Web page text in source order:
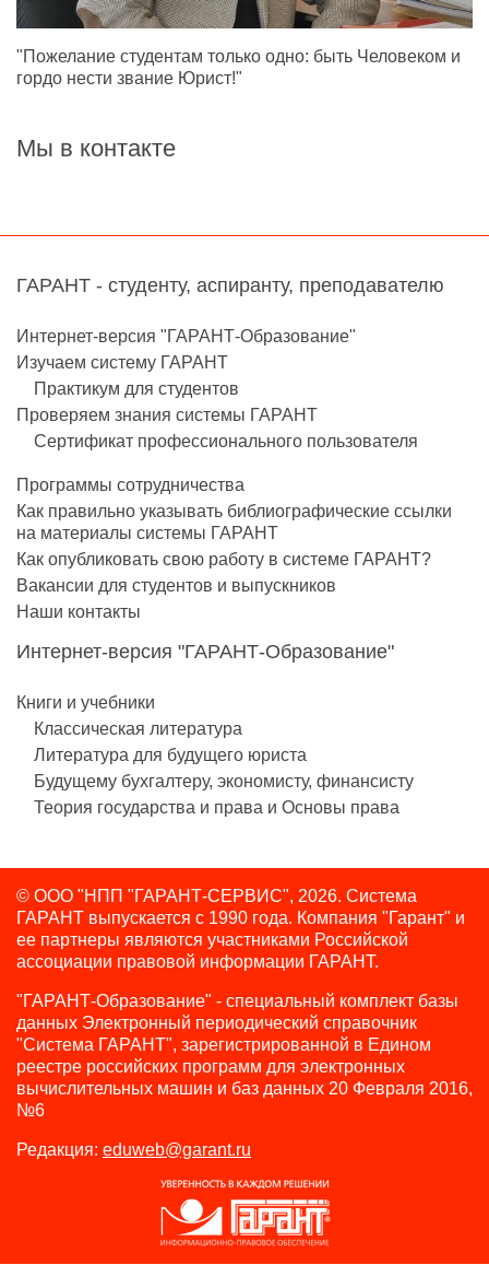
"Пожелание студентам только одно: быть Человеком и
гордо нести звание Юрист!"
Мы в контакте
ГАРАНТ - студенту, аспиранту, преподавателю
Интернет-версия "ГАРАНТ-Образование"
Изучаем систему ГАРАНТ
Практикум для студентов
Проверяем знания системы ГАРАНТ
Сертификат профессионального пользователя
Программы сотрудничества
Как правильно указывать библиографические ссылки
на материалы системы ГАРАНТ
Как опубликовать свою работу в системе ГАРАНТ?
Вакансии для студентов и выпускников
Наши контакты
Интернет-версия "ГАРАНТ-Образование"
Книги и учебники
Классическая литература
Литература для будущего юриста
Будущему бухгалтеру, экономисту, финансисту
Теория государства и права и Основы права
© ООО "НПП "ГАРАНТ-СЕРВИС", 2026. Система
ГАРАНТ выпускается с 1990 года. Компания "Гарант" и
ее партнеры являются участниками Российской
ассоциации правовой информации ГАРАНТ.
"ГАРАНТ-Образование" - специальный комплект базы
данных Электронный периодический справочник
"Система ГАРАНТ", зарегистрированной в Едином
реестре российских программ для электронных
вычислительных машин и баз данных 20 Февраля 2016,
№6
Редакция: eduweb@garant.ru